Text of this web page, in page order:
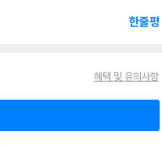
한줄평
혜택 및 유의사항